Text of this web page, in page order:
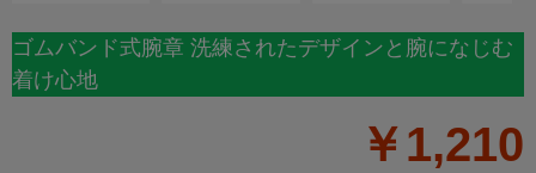
ゴムバンド式腕章 洗練されたデザインと腕になじむ
着け心地
￥1,210